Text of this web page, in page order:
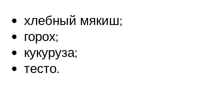
хлебный мякиш;
горох;
кукуруза;
тесто.